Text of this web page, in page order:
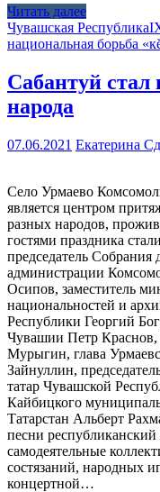
Читать далее
Чувашская Республика
национальная борьба
Сабантуй
народа
07.06.2021 Екатерина
Село Урмаево
является центром
разных народов,
гостями праздника
председатель Собрания
администрации
Осипов, заместитель
национальностей и
Республики Георгий
Чувашии Петр
Мурыгин, глава
Зайнуллин,
татар Чувашской
Кайбицкого
Татарстан Альберт
песни
самодеятельные
состязаний, народных
концертной…